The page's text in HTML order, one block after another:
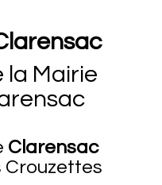
la Mairie
Clarensac
Crouzettes